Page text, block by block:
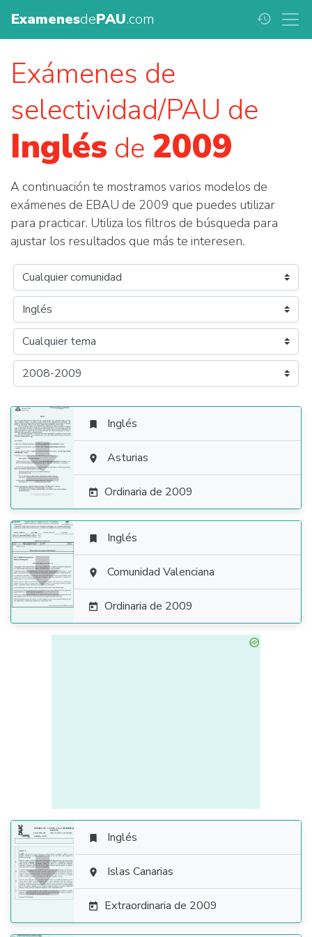
ExamenesdePAU.com history
Exámenes de
selectividad/PAU de
Inglés de 2009
A continuación te mostramos varios modelos de
exámenes de EBAU de 2009 que puedes utilizar
para practicar. Utiliza los filtros de búsqueda para
ajustar los resultados que más te interesen.

 Inglés
 Asturias
 Ordinaria de 2009

 Inglés
 Comunidad Valenciana
 Ordinaria de 2009

 Inglés
 Islas Canarias
 Extraordinaria de 2009